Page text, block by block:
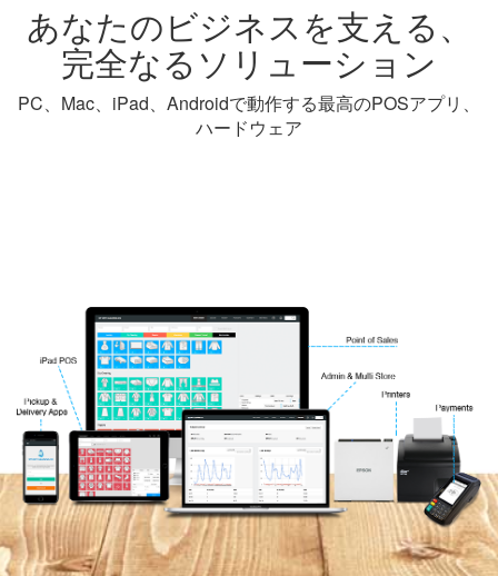
あなたのビジネスを支える、
完全なるソリューション
PC、Mac、iPad、Androidで動作する最高のPOSアプリ、
ハードウェア